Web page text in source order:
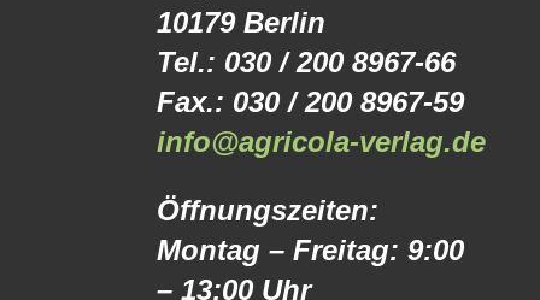
10179 Berlin
Tel.: 030 / 200 8967-66
Fax.: 030 / 200 8967-59
info@agricola-verlag.de
Öffnungszeiten:
Montag – Freitag: 9:00
– 13:00 Uhr